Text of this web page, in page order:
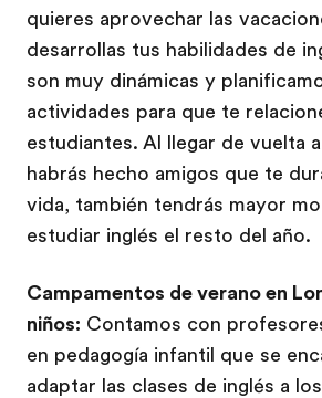
quieres aprovechar las
desarrollas tus habilidades de
son muy dinámicas y
actividades para que te
estudiantes. Al llegar de vuelta
habrás hecho amigos que te
vida, también tendrás mayor
estudiar inglés el resto del año.
Campamentos de verano en
niños: Contamos con
en pedagogía infantil que se
adaptar las clases de inglés a